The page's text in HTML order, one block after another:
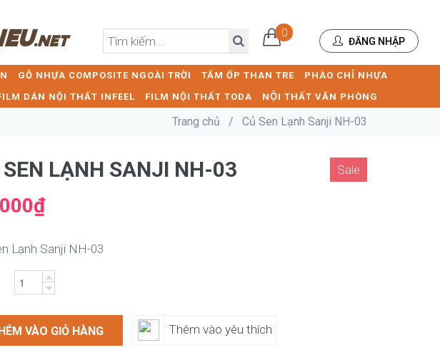
0
ĐĂNG NHẬP
GỖ NHỰA COMPOSITE NGOÀI TRỜI TẤM ỐP THAN TRE
PHÀO CHỈ NHỰA
DÁN NỘI THẤT INFEEL FILM NỘI THẤT TODA NỘI THẤT VĂN PHÒNG
Trang chủ / Củ Sen Lạnh Sanji NH-03
SEN LẠNH SANJI NH-03 Sale
Lạnh Sanji NH-03
VÀO GIỎ HÀNG Thêm vào yêu thích